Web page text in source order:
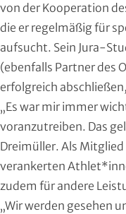
von der Kooperation
die er regelmäßig für
aufsucht. Sein Jura-
(ebenfalls Partner des
erfolgreich
„Es war mir immer
voranzutreiben. Das
Dreimüller. Als
verankerten
zudem für andere
„Wir werden gesehen
Roll- und Inline-
Rudern
Rugby
Schach
Schwimmen